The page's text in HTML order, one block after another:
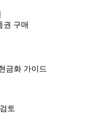
권 구매
금화 가이드
토